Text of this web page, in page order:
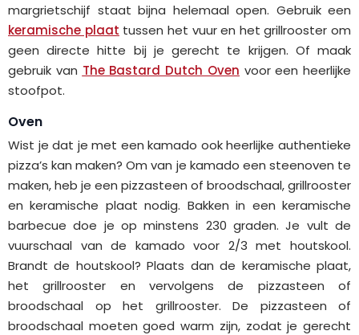
margrietschijf staat bijna helemaal open. Gebruik een
keramische plaat tussen het vuur en het grillrooster om
geen directe hitte bij je gerecht te krijgen. Of maak
gebruik van The Bastard Dutch Oven voor een heerlijke
stoofpot.
Oven
Wist je dat je met een kamado ook heerlijke authentieke
pizza’s kan maken? Om van je kamado een steenoven te
maken, heb je een pizzasteen of broodschaal, grillrooster
en keramische plaat nodig. Bakken in een keramische
barbecue doe je op minstens 230 graden. Je vult de
vuurschaal van de kamado voor 2/3 met houtskool.
Brandt de houtskool? Plaats dan de keramische plaat,
het grillrooster en vervolgens de pizzasteen of
broodschaal op het grillrooster. De pizzasteen of
broodschaal moeten goed warm zijn, zodat je gerecht